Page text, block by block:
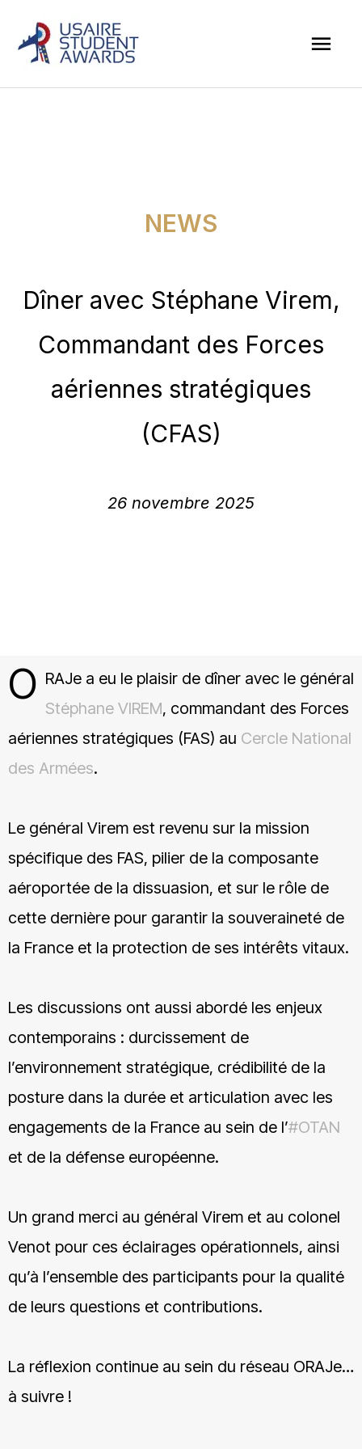
content
NEWS
Dîner avec Stéphane Virem,
Commandant des Forces
aériennes stratégiques
(CFAS)
26 novembre 2025
O RAJe a eu le plaisir de dîner avec le général
Stéphane VIREM, commandant des Forces
aériennes stratégiques (FAS) au Cercle National
des Armées.
Le général Virem est revenu sur la mission
spécifique des FAS, pilier de la composante
aéroportée de la dissuasion, et sur le rôle de
cette dernière pour garantir la souveraineté de
la France et la protection de ses intérêts vitaux.
Les discussions ont aussi abordé les enjeux
contemporains : durcissement de
l’environnement stratégique, crédibilité de la
posture dans la durée et articulation avec les
engagements de la France au sein de l’hashtag
#OTAN
et de la défense européenne.
Un grand merci au général Virem et au colonel
Venot pour ces éclairages opérationnels, ainsi
qu’à l’ensemble des participants pour la qualité
de leurs questions et contributions.
La réflexion continue au sein du réseau ORAJe…
à suivre !